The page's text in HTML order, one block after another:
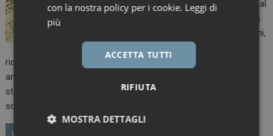
Governo e della National
Pharmaceutical Pricing
Authority (NPPA) indiani,
che hanno deciso di
ridurre i costi di interventi come impianti al ginocchio o
angioplastica, tagliando sui prezzi di acquisto di impianti e di
stent. Una misura che va sostanzialmente contro i privati,
soprattutto i fornitori, che hanno accolto piuttosto…
LEGGI
con la nostra policy per i cookie. Leggi di
più
ACCETTA TUTTI
RIFIUTA
MOSTRA DETTAGLI